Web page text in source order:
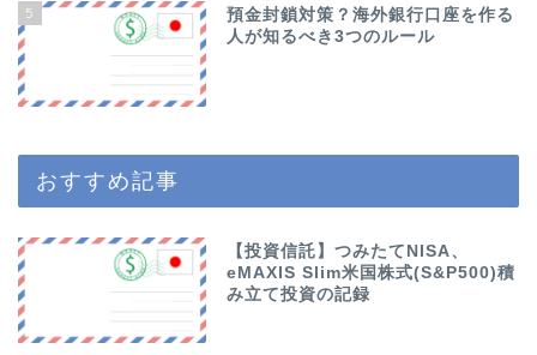
5
預金封鎖対策？海外銀行口座を作る
人が知るべき3つのルール
おすすめ記事
【投資信託】つみたてNISA、
eMAXIS Slim米国株式(S&P500)積
み立て投資の記録